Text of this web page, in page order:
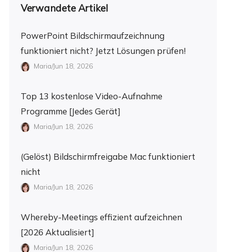
Verwandete Artikel
PowerPoint Bildschirmaufzeichnung
funktioniert nicht? Jetzt Lösungen prüfen!
Maria/Jun 18, 2026
Top 13 kostenlose Video-Aufnahme
Programme [Jedes Gerät]
Maria/Jun 18, 2026
(Gelöst) Bildschirmfreigabe Mac funktioniert
nicht
Maria/Jun 18, 2026
Whereby-Meetings effizient aufzeichnen
[2026 Aktualisiert]
Maria/Jun 18, 2026